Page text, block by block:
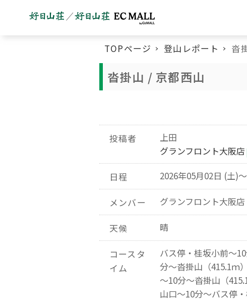
TOPページ 登山レポート 沓
沓掛山 / 京都西山
投稿者
上田
グランフロント大阪店
日程 2026年05月02日 (土)
メンバー グランフロント大阪
天候 晴
コースタ
イム
バス停・桂坂小前～
分～沓掛山（415.1ｍ
～10分～沓掛山（
山口～10分～バス停